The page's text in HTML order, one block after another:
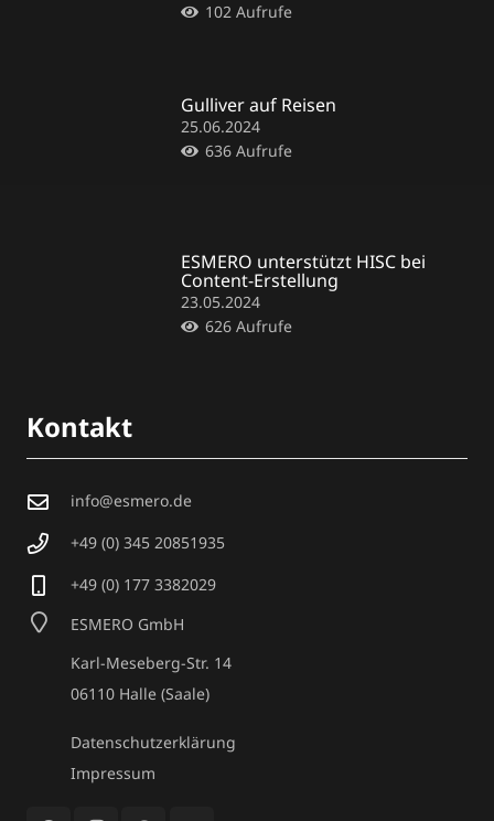
102Aufrufe
Gulliver auf Reisen
25.06.2024
636Aufrufe
ESMERO unterstützt HISC bei
Content-Erstellung
23.05.2024
626Aufrufe
Kontakt
info@esmero.de
+49 (0) 345 20851935
+49 (0) 177 3382029
ESMERO GmbH
Karl-Meseberg-Str. 14
06110 Halle (Saale)
Datenschutzerklärung
Impressum